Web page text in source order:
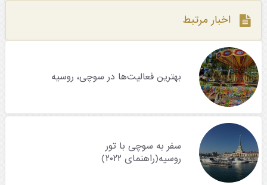
اخبار مرتبط
بهترین فعالیت‌ها در سوچی، روسیه
سفر به سوچی با تور
روسیه(راهنمای ۲۰۲۲)